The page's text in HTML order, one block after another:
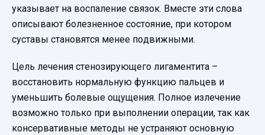
указывает на воспаление связок. Вместе эти слова
описывают болезненное состояние, при котором
суставы становятся менее подвижными.
Цель лечения стенозирующего лигаментита –
восстановить нормальную функцию пальцев и
уменьшить болевые ощущения. Полное излечение
возможно только при выполнении операции, так как
консервативные методы не устраняют основную